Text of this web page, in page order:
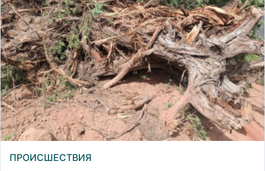
ПРОИСШЕСТВИЯ